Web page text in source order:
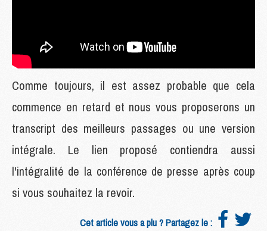
Comme toujours, il est assez probable que cela
commence en retard et nous vous proposerons un
transcript des meilleurs passages ou une version
intégrale. Le lien proposé contiendra aussi
l'intégralité de la conférence de presse après coup
si vous souhaitez la revoir.
Cet article vous a plu ? Partagez le :